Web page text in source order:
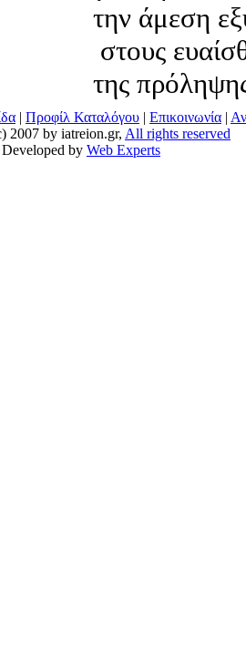
την άμεση
στους
της
| Προφίλ Καταλόγου | Επικοινωνία |
2007 by iatreion.gr, All rights reserved
by Web Experts